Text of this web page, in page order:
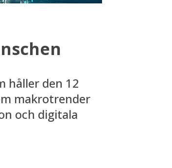
håller den 12
makrotrender
och digitala